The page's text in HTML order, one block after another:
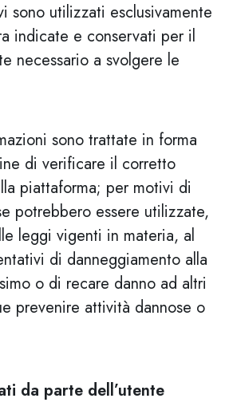
sono utilizzati esclusivamente
indicate e conservati per il
necessario a svolgere le
sono trattate in forma
di verificare il corretto
piattaforma; per motivi di
potrebbero essere utilizzate,
leggi vigenti in materia, al
di danneggiamento alla
o di recare danno ad altri
prevenire attività dannose o
da parte dell’utente